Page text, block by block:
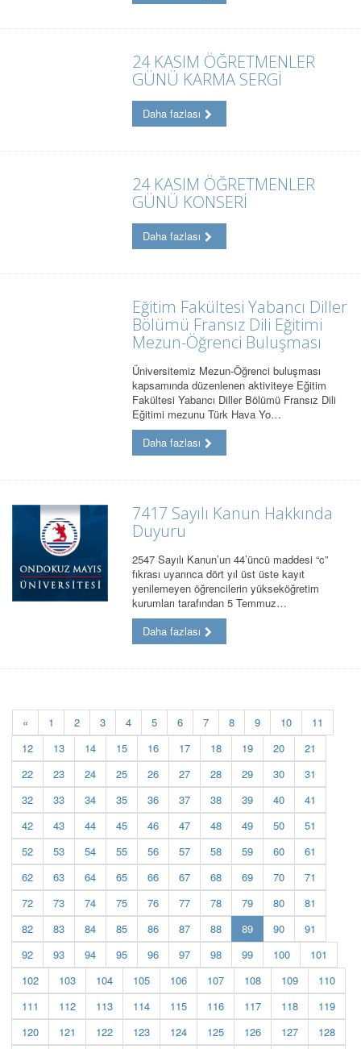
24 KASIM ÖĞRETMENLER
GÜNÜ KARMA SERGİ
Daha fazlası
24 KASIM ÖĞRETMENLER
GÜNÜ KONSERİ
Daha fazlası
Eğitim Fakültesi Yabancı Diller
Bölümü Fransız Dili Eğitimi
Mezun-Öğrenci Buluşması
Üniversitemiz Mezun-Öğrenci buluşması
kapsamında düzenlenen aktiviteye Eğitim
Fakültesi Yabancı Diller Bölümü Fransız Dili
Eğitimi mezunu Türk Hava Yo…
Daha fazlası
7417 Sayılı Kanun Hakkında
Duyuru
2547 Sayılı Kanun’un 44’üncü maddesi “c”
fıkrası uyarınca dört yıl üst üste kayıt
yenilemeyen öğrencilerin yükseköğretim
kurumları tarafından 5 Temmuz…
Daha fazlası
« 1 2 3 4 5 6 7 8 9 10
11
12
13 14 15 16 17 18 19 20
21
22
23 24 25 26 27 28 29 30
31
32
33 34 35 36 37 38 39 40
41
42
43 44 45 46 47 48 49 50
51
52
53 54 55 56 57 58 59 60
61
62
63 64 65 66 67 68 69 70
71
72
73 74 75 76 77 78 79 80
81
82
83 84 85 86 87 88 89(current)
90
91
92
93 94 95 96 97 98 99 100
101
102
103 104 105 106 107 108 109
110
111
112 113 114 115 116 117 118
119
120
121 122 123 124 125 126 127
128